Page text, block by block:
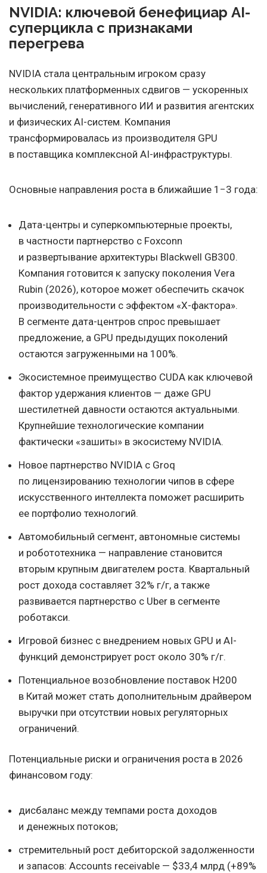
NVIDIA: ключевой бенефициар AI-
суперцикла с признаками
перегрева
NVIDIA стала центральным игроком сразу
нескольких платформенных сдвигов — ускоренных
вычислений, генеративного ИИ и развития агентских
и физических AI-систем. Компания
трансформировалась из производителя GPU
в поставщика комплексной AI-инфраструктуры.
Основные направления роста в ближайшие 1−3 года:
Дата-центры и суперкомпьютерные проекты,
в частности партнерство с Foxconn
и развертывание архитектуры Blackwell GB300.
Компания готовится к запуску поколения Vera
Rubin (2026), которое может обеспечить скачок
производительности с эффектом «X-фактора».
В сегменте дата-центров спрос превышает
предложение, а GPU предыдущих поколений
остаются загруженными на 100%.
Экосистемное преимущество CUDA как ключевой
фактор удержания клиентов — даже GPU
шестилетней давности остаются актуальными.
Крупнейшие технологические компании
фактически «зашиты» в экосистему NVIDIA.
Новое партнерство NVIDIA с Groq
по лицензированию технологии чипов в сфере
искусственного интеллекта поможет расширить
ее портфолио технологий.
Автомобильный сегмент, автономные системы
и робототехника — направление становится
вторым крупным двигателем роста. Квартальный
рост дохода составляет 32% г/г, а также
развивается партнерство с Uber в сегменте
роботакси.
Игровой бизнес с внедрением новых GPU и AI-
функций демонстрирует рост около 30% г/г.
Потенциальное возобновление поставок H200
в Китай может стать дополнительным драйвером
выручки при отсутствии новых регуляторных
ограничений.
Потенциальные риски и ограничения роста в 2026
финансовом году:
дисбаланс между темпами роста доходов
и денежных потоков;
стремительный рост дебиторской задолженности
и запасов: Accounts receivable — $33,4 млрд (+89%